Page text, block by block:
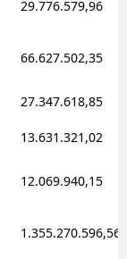
29.776.579,96
66.627.502,35
27.347.618,85
13.631.321,02
12.069.940,15
1.355.270.596,56